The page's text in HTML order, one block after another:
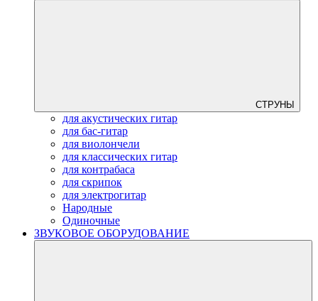
СТРУНЫ
для акустических гитар
для бас-гитар
для виолончели
для классических гитар
для контрабаса
для скрипок
для электрогитар
Народные
Одиночные
ЗВУКОВОЕ ОБОРУДОВАНИЕ